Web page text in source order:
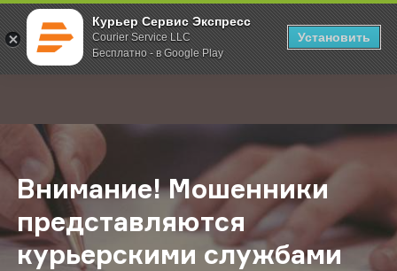
Курьер Сервис Экспресс
Courier Service LLC
Бесплатно - в Google Play
Установить
; Главная О компании Новости Внимание! Мошенники
Внимание! Мошенники
представляются
курьерскими службами